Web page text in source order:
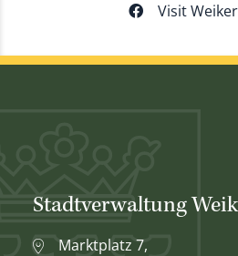
Visit
Stadtverwaltung
Marktplatz 7,